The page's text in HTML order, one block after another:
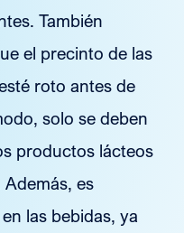
También
el precinto de las
roto antes de
solo se deben
productos lácteos
es
las bebidas, ya